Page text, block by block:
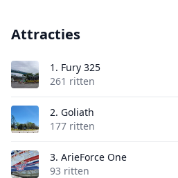
Attracties
1. Fury 325
261 ritten
2. Goliath
177 ritten
3. ArieForce One
93 ritten